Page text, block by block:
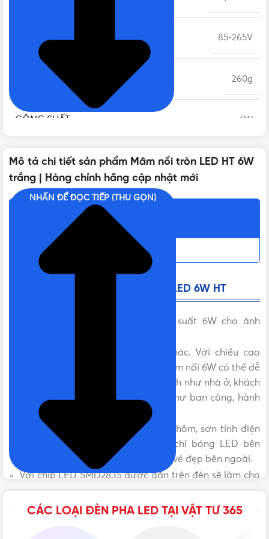
ĐIỆN ÁP 85-265V
TRỌNG LƯỢNG 260g
CÔNG SUẤT 6W
TUỔI THỌ 30.000 giờ
KÍCH THƯỚC
Mô tả chi tiết sản phẩm Mâm nổi tròn LED HT 6W
trắng | Hàng chính hãng cập nhật mới
Nội dung chính
Đặc điểm của đèn mâm nổi tròn LED 6W HT
Mâm nổi tròn LED HT với công suất 6W cho ánh
Không như các đèn mâm LED khác. Với chiều cao
30mm và độ dày hợp lý thì đèn mâm nổi 6W có thể dễ
dàng lắp đặt ở tất cả các công trình như nhà ở, khách
sạn, nhà hàng,… ở các hạn mục như ban công, hành
lang, WC…
Vỏ đèn được làm bằng hợp kim nhôm, sơn tỉnh điện
trắng nên có thể bảo vệ không chỉ bóng LED bên
trong mà vẫn luôn đảm bảo được vẻ đẹp bên ngoài.
Với chip LED SMD2835 được gắn trên đèn sẽ làm cho
dụng như các đèn Mâm nổi LED khác.
NHẤN ĐỂ ĐỌC TIẾP (THU GỌN)
CÁC LOẠI ĐÈN PHA LED TẠI VẬT TƯ 365